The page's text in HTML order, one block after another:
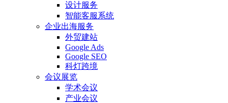
设计服务
智能客服系统
企业出海服务
外贸建站
Google Ads
Google SEO
科灯跨境
会议展览
学术会议
产业会议